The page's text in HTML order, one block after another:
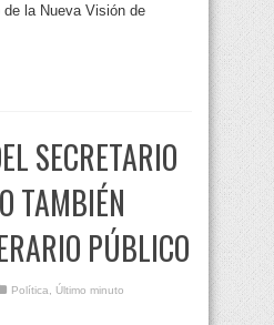
de la Nueva Visión de
SECRETARIO
TAMBIÉN
PÚBLICO
Política, Último minuto